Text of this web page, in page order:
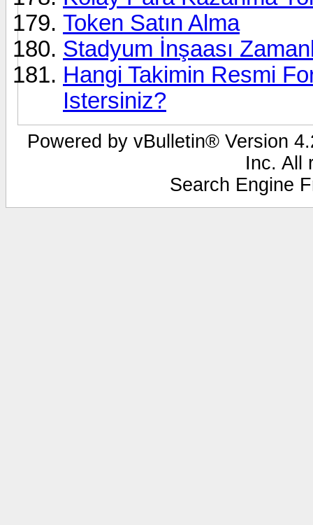
Token Satın Alma
Stadyum İnşaası
Hangi Takimin Resmi
Istersiniz?
Powered by vBulletin® Version
Inc. All
Search Engine